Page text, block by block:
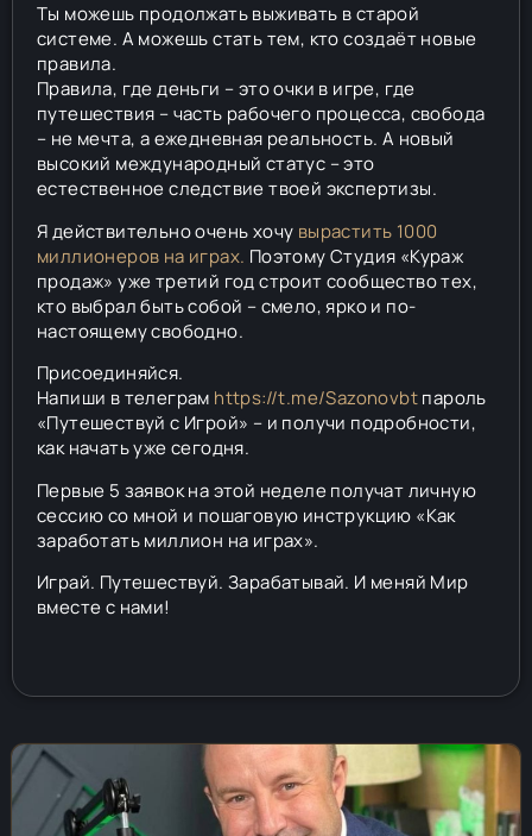
Ты можешь продолжать выживать в старой
системе. А можешь стать тем, кто создаёт новые
правила.
Правила, где деньги – это очки в игре, где
путешествия – часть рабочего процесса, свобода
– не мечта, а ежедневная реальность. А новый
высокий международный статус – это
естественное следствие твоей экспертизы.
Я действительно очень хочу вырастить 1000
миллионеров на играх. Поэтому Студия «Кураж
продаж» уже третий год строит сообщество тех,
кто выбрал быть собой – смело, ярко и по-
настоящему свободно.
Присоединяйся.
Напиши в телеграм https://t.me/Sazonovbtпароль
«Путешествуй с Игрой» – и получи подробности,
как начать уже сегодня.
Первые 5 заявок на этой неделе получат личную
сессию со мной и пошаговую инструкцию «Как
заработать миллион на играх».
Играй. Путешествуй. Зарабатывай. И меняй Мир
вместе с нами!